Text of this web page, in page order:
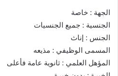
الجهة : خاصة
الجنسية : جميع الجنسيات
الجنس : إناث
المسمى الوظيفي : مذيعه
المؤهل العلمي : ثانوية عامة فأعلى